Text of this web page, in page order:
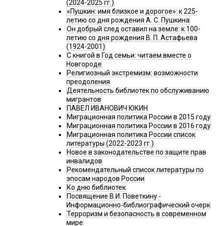
(2024-2025 гг.)
«Пушкин: имя близкое и дорогое»: к 225-
летию со дня рождения А. С. Пушкина
Он добрый след оставил на земле: к 100-
летию со дня рождения В. П. Астафьева
(1924-2001)
С книгой в Год семьи: читаем вместе о
Новгороде
Религиозный экстремизм: возможности
преодоления
Деятельность библиотек по обслуживанию
мигрантов
ПАВЕЛ ИВАНОВИЧ ЮКИН
Миграционная политика России в 2015 году
Миграционная политика России в 2016 году
Миграционная политика России список
литературы (2022-2023 гг.)
Новое в законодательстве по защите прав
инвалидов
Рекомендательный список литературы по
эпосам народов России
Ко дню библиотек
Посвящение В.И. Поветкину -
Информационно-библиографический очерк
Терроризм и безопасность в современном
мире